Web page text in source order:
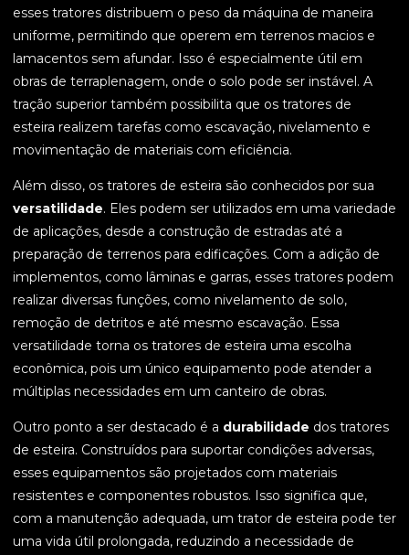
esses tratores distribuem o peso da máquina de maneira
uniforme, permitindo que operem em terrenos macios e
lamacentos sem afundar. Isso é especialmente útil em
obras de terraplenagem, onde o solo pode ser instável. A
tração superior também possibilita que os tratores de
esteira realizem tarefas como escavação, nivelamento e
movimentação de materiais com eficiência.
Além disso, os tratores de esteira são conhecidos por sua
versatilidade. Eles podem ser utilizados em uma variedade
de aplicações, desde a construção de estradas até a
preparação de terrenos para edificações. Com a adição de
implementos, como lâminas e garras, esses tratores podem
realizar diversas funções, como nivelamento de solo,
remoção de detritos e até mesmo escavação. Essa
versatilidade torna os tratores de esteira uma escolha
econômica, pois um único equipamento pode atender a
múltiplas necessidades em um canteiro de obras.
Outro ponto a ser destacado é a durabilidade dos tratores
de esteira. Construídos para suportar condições adversas,
esses equipamentos são projetados com materiais
resistentes e componentes robustos. Isso significa que,
com a manutenção adequada, um trator de esteira pode ter
uma vida útil prolongada, reduzindo a necessidade de